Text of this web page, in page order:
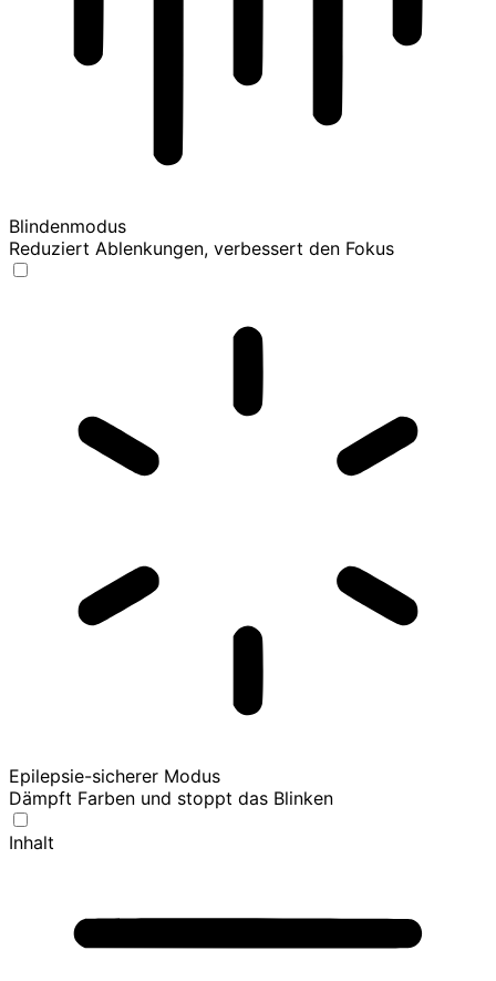
Blindenmodus
Reduziert Ablenkungen, verbessert den Fokus
Epilepsie-sicherer Modus
Dämpft Farben und stoppt das Blinken
Inhalt